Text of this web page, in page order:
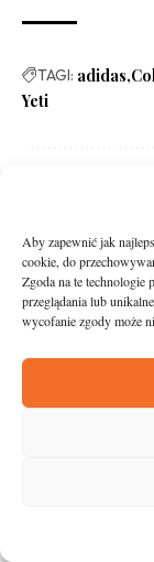
Aby zapewnić jak
cookie, do
Zgoda na te technologie
przeglądania lub
wycofanie zgody może
TAGI: adidas
Yeti